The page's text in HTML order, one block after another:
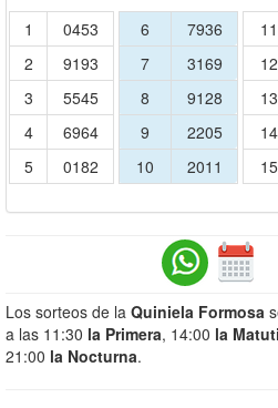
1
0453
2
9193
3
5545
4
6964
5
0182
6
7936
7
3169
8
9128
9
2205
10
2011
11
12
13
14
15
Los sorteos de la Quiniela Formosa
a las 11:30 la Primera, 14:00 la
21:00 la Nocturna.